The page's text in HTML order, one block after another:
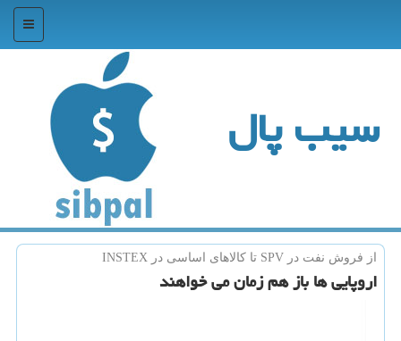
منو
سیب پال
از فروش نفت در SPV تا كالاهای اساسی در INSTEX
اروپایی ها باز هم زمان می خواهند